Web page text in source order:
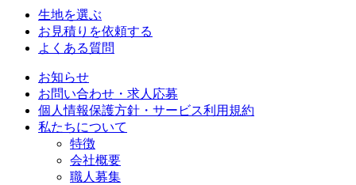
生地を選ぶ
お見積りを依頼する
よくある質問
お知らせ
お問い合わせ・求人応募
個人情報保護方針・サービス利用規約
私たちについて
特徴
会社概要
職人募集